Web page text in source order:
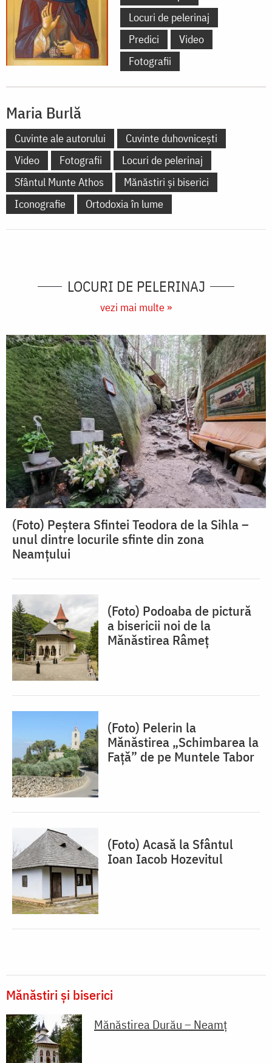
Locuri de pelerinaj
Predici
Video
Fotografii
Maria Burlă
Cuvinte ale autorului
Cuvinte duhovnicești
Video
Fotografii
Locuri de pelerinaj
Sfântul Munte Athos
Mănăstiri și biserici
Iconografie
Ortodoxia în lume
LOCURI DE PELERINAJ
vezi mai multe »
(Foto) Peștera Sfintei Teodora de la Sihla –
unul dintre locurile sfinte din zona
Neamțului
(Foto) Podoaba de pictură
a bisericii noi de la
Mănăstirea Râmeț
(Foto) Pelerin la
Mănăstirea „Schimbarea la
Față” de pe Muntele Tabor
(Foto) Acasă la Sfântul
Ioan Iacob Hozevitul
Mănăstiri și biserici
Mănăstirea Durău – Neamț